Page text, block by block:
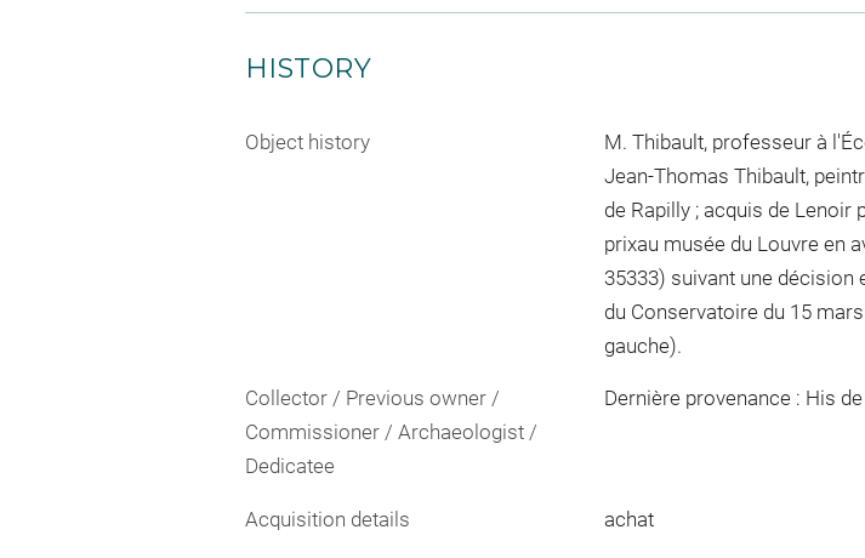
HISTORY
Object history
M. Thibault, professeur à
Jean-Thomas Thibault,
de Rapilly ; acquis de Lenoir
prixau musée du Louvre en
35333) suivant une décision
du Conservatoire du 15
gauche).
Collector / Previous owner /
Commissioner / Archaeologist /
Dedicatee
Dernière provenance : His
Acquisition details achat